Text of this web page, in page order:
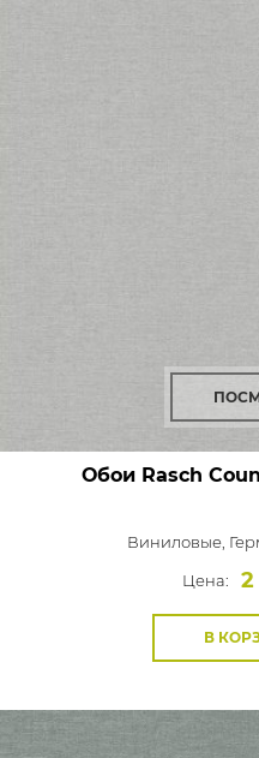
Обои Rasch
Виниловые,
Цена:
2
В